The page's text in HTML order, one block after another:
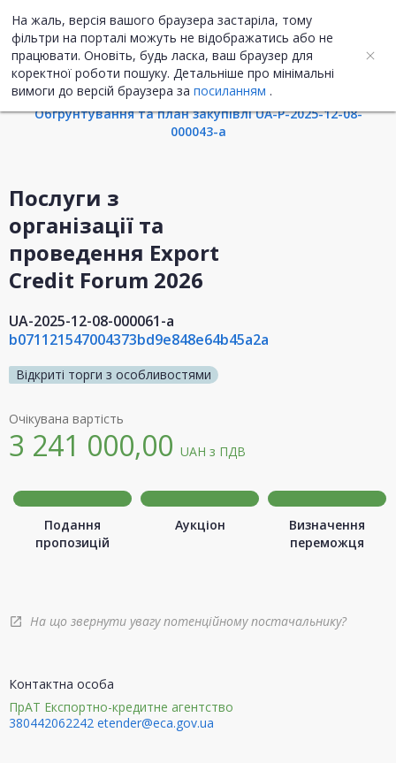
На жаль, версія вашого браузера застаріла, тому
фільтри на порталі можуть не відображатись або не
працювати. Оновіть, будь ласка, ваш браузер для
коректної роботи пошуку. Детальніше про мінімальні
вимоги до версій браузера за посиланням .
UA ENG
Інформація про закупівлю
Обгрунтування та план закупівлі UA-P-2025-12-08-
000043-a
Послуги з
організації та
проведення Export
Credit Forum 2026
UA-2025-12-08-000061-a
b071121547004373bd9e848e64b45a2a
Відкриті торги з особливостями
Очікувана вартість
3 241 000,00 UAH з ПДВ
Подання
пропозицій
Аукціон
Визначення
переможця
open_in_new На що звернути увагу потенційному постачальнику?
Контактна особа
ПрАТ Експортно-кредитне агентство
380442062242 etender@eca.gov.ua